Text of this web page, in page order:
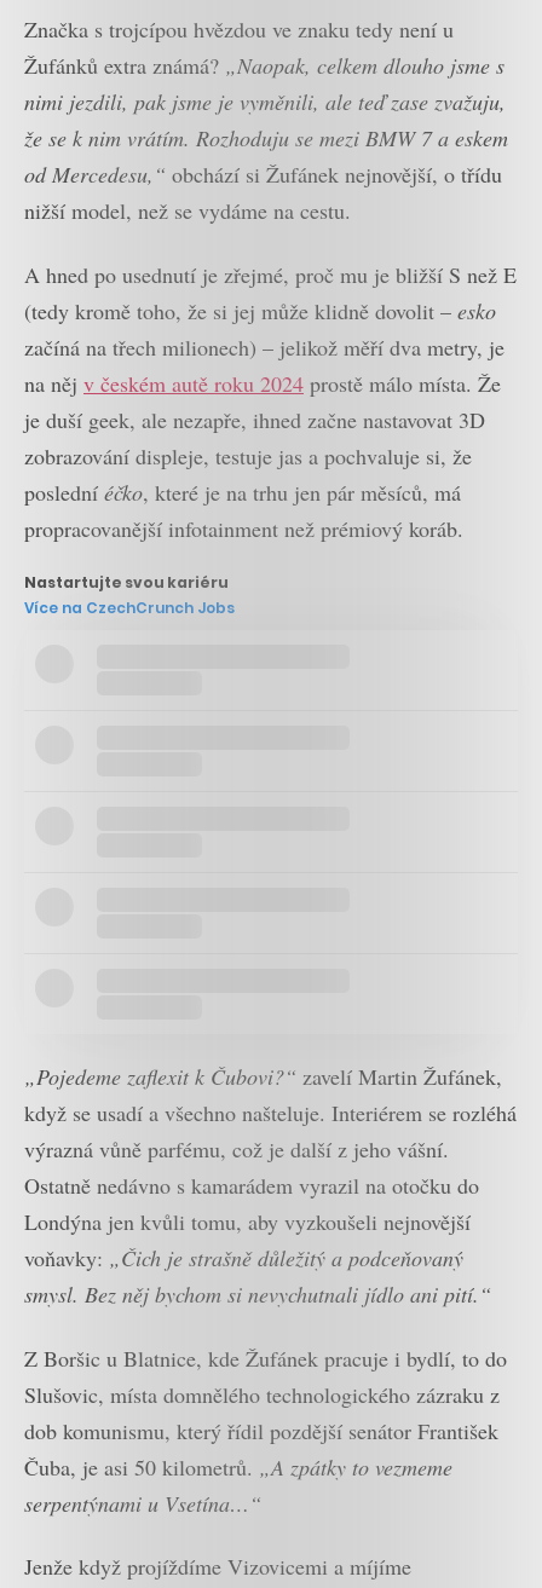
Značka s trojcípou hvězdou ve znaku tedy není u
Žufánků extra známá? „Naopak, celkem dlouho jsme s
nimi jezdili, pak jsme je vyměnili, ale teď zase zvažuju,
že se k nim vrátím. Rozhoduju se mezi BMW 7 a eskem
od Mercedesu,“ obchází si Žufánek nejnovější, o třídu
nižší model, než se vydáme na cestu.
A hned po usednutí je zřejmé, proč mu je bližší S než E
(tedy kromě toho, že si jej může klidně dovolit – esko
začíná na třech milionech) – jelikož měří dva metry, je
na něj v českém autě roku 2024 prostě málo místa. Že
je duší geek, ale nezapře, ihned začne nastavovat 3D
zobrazování displeje, testuje jas a pochvaluje si, že
poslední éčko, které je na trhu jen pár měsíců, má
propracovanější infotainment než prémiový koráb.
Nastartujte svou kariéru
Více na CzechCrunch Jobs
„Pojedeme zaflexit k Čubovi?“ zavelí Martin Žufánek,
když se usadí a všechno našteluje. Interiérem se rozléhá
výrazná vůně parfému, což je další z jeho vášní.
Ostatně nedávno s kamarádem vyrazil na otočku do
Londýna jen kvůli tomu, aby vyzkoušeli nejnovější
voňavky: „Čich je strašně důležitý a podceňovaný
smysl. Bez něj bychom si nevychutnali jídlo ani pití.“
Z Boršic u Blatnice, kde Žufánek pracuje i bydlí, to do
Slušovic, místa domnělého technologického zázraku z
dob komunismu, který řídil pozdější senátor František
Čuba, je asi 50 kilometrů. „A zpátky to vezmeme
serpentýnami u Vsetína…“
Jenže když projíždíme Vizovicemi a míjíme